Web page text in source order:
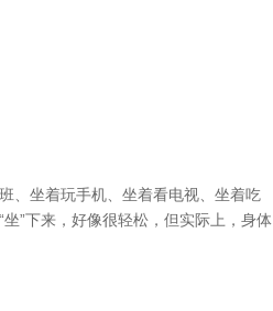
、坐着玩手机、坐着看电视、坐着吃
”下来，好像很轻松，但实际上，身体